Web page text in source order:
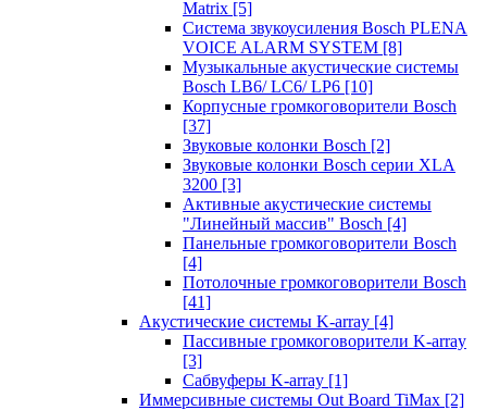
Matrix [5]
Система звукоусиления Bosch PLENA
VOICE ALARM SYSTEM [8]
Музыкальные акустические системы
Bosch LB6/ LC6/ LP6 [10]
Корпусные громкоговорители Bosch
[37]
Звуковые колонки Bosch [2]
Звуковые колонки Bosch серии XLA
3200 [3]
Активные акустические системы
"Линейный массив" Bosch [4]
Панельные громкоговорители Bosch
[4]
Потолочные громкоговорители Bosch
[41]
Акустические системы K-array [4]
Пассивные громкоговорители K-array
[3]
Сабвуферы K-array [1]
Иммерсивные системы Out Board TiMax [2]